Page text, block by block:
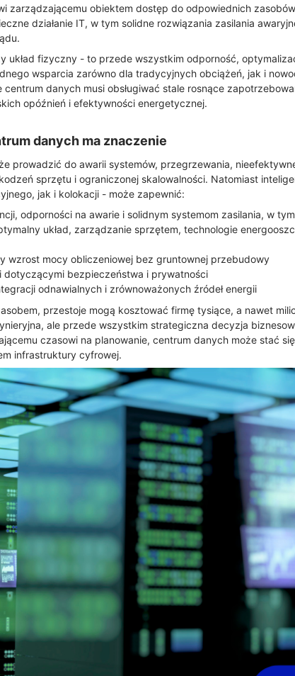
zarządzającemu obiektem dostęp do odpowiednich
działanie IT, w tym solidne rozwiązania zasilania
układ fizyczny - to przede wszystkim odporność,
wsparcia zarówno dla tradycyjnych obciążeń, jak i
danych musi obsługiwać stale rosnące
opóźnień i efektywności energetycznej.
danych ma znaczenie
prowadzić do awarii systemów, przegrzewania,
sprzętu i ograniczonej skalowalności. Natomiast
jak i kolokacji - może zapewnić:
odporności na awarie i solidnym systemom zasilania, w
układ, zarządzanie sprzętem, technologie
wzrost mocy obliczeniowej bez gruntownej przebudowy
bezpieczeństwa i prywatności
odnawialnych i zrównoważonych źródeł energii
przestoje mogą kosztować firmę tysiące, a nawet
ale przede wszystkim strategiczna decyzja
czasowi na planowanie, centrum danych może stać
infrastruktury cyfrowej.